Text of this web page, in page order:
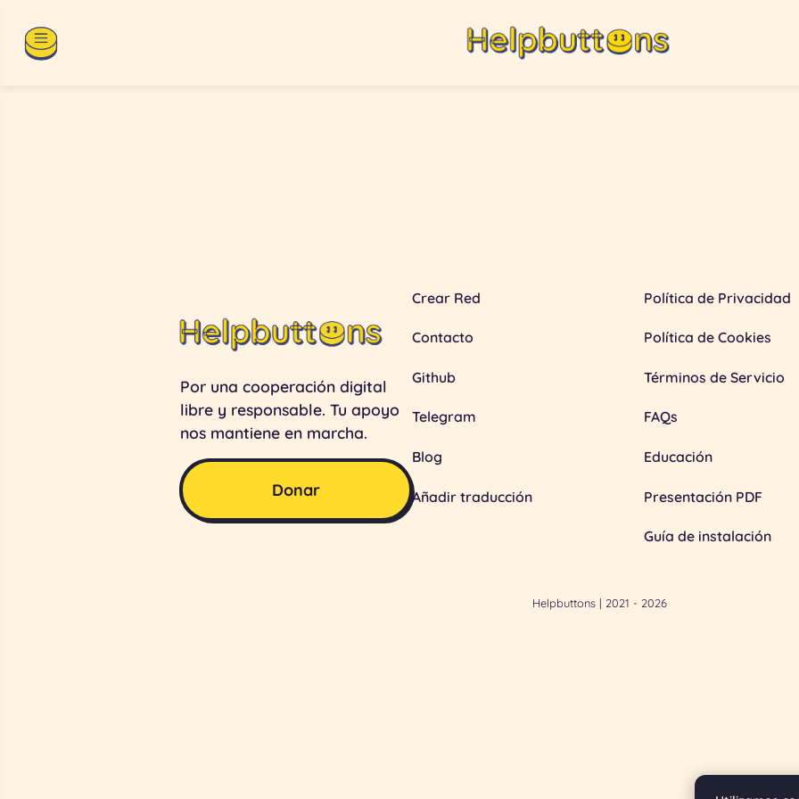
Por una cooperación digital
libre y responsable. Tu apoyo
nos mantiene en marcha.
Donar
Crear Red
Contacto
Github
Telegram
Blog
Añadir traducción
Política de Privacidad
Política de Cookies
Términos de Servicio
FAQs
Educación
Presentación PDF
Guía de instalación
Helpbuttons| 2021 - 2026